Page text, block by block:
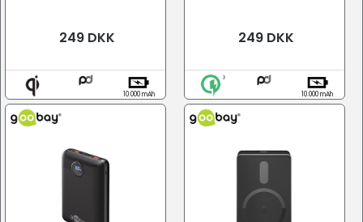
249 DKK
10.000 mAh
249 DKK
10.000 mAh